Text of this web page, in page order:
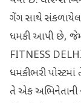
ગેંગ સાથે
ધમકી આપી છે, જેમાં
FITNESS DELHI
ધમકીભરી
તે એક